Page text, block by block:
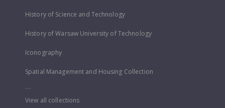
History of Science and Technology
History of Warsaw University of Technology
Iconography
Spatial Management and Housing Collection
...
View all collections